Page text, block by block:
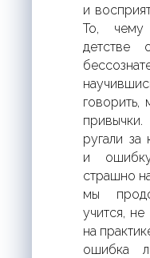
и
То,
детстве
ругали
и
страшно
мы
учится, не
на
ошибка